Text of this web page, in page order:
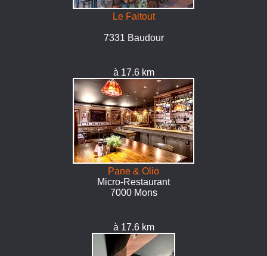
Le Faitout
7331 Baudour
à 17.6 km
Pane & Olio
Micro-Restaurant
7000 Mons
à 17.6 km